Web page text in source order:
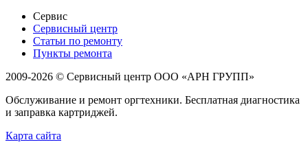
Сервис
Сервисный центр
Статьи по ремонту
Пункты ремонта
2009-2026 © Сервисный центр ООО «АРН ГРУПП»
Обслуживание и ремонт оргтехники. Бесплатная диагностика
и заправка картриджей.
Карта сайта